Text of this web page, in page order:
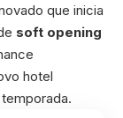
que inicia
soft opening
hotel